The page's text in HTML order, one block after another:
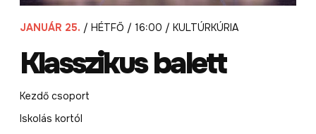
JANUÁR 25. / HÉTFŐ / 16:00 / KULTÚRKÚRIA
Klasszikus balett
Kezdő csoport
Iskolás kortól